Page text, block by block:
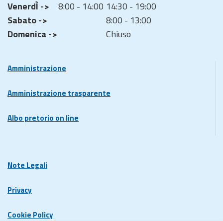
VenerdÌ ->
8:00 - 14:00 14:30 - 19:00
Sabato ->
8:00 - 13:00
Domenica ->
Chiuso
Amministrazione
Amministrazione trasparente
Albo pretorio on line
Note Legali
Privacy
Cookie Policy